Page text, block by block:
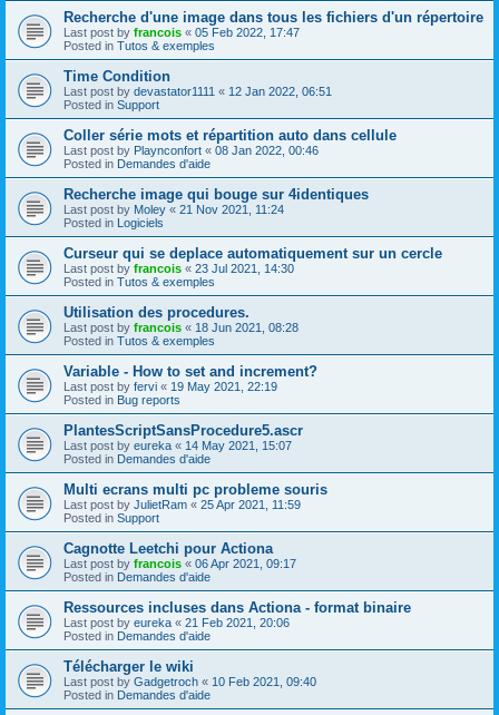
Recherche d'une image dans tous les fichiers d'un répertoire
Last post by francois « 05 Feb 2022, 17:47
Posted in Tutos & exemples
Time Condition
Last post by devastator1111 « 12 Jan 2022, 06:51
Posted in Support
Coller série mots et répartition auto dans cellule
Last post by Playnconfort « 08 Jan 2022, 00:46
Posted in Demandes d'aide
Recherche image qui bouge sur 4identiques
Last post by Moley « 21 Nov 2021, 11:24
Posted in Logiciels
Curseur qui se deplace automatiquement sur un cercle
Last post by francois « 23 Jul 2021, 14:30
Posted in Tutos & exemples
Utilisation des procedures.
Last post by francois « 18 Jun 2021, 08:28
Posted in Tutos & exemples
Variable - How to set and increment?
Last post by fervi « 19 May 2021, 22:19
Posted in Bug reports
PlantesScriptSansProcedure5.ascr
Last post by eureka « 14 May 2021, 15:07
Posted in Demandes d'aide
Multi ecrans multi pc probleme souris
Last post by JulietRam « 25 Apr 2021, 11:59
Posted in Support
Cagnotte Leetchi pour Actiona
Last post by francois « 06 Apr 2021, 09:17
Posted in Demandes d'aide
Ressources incluses dans Actiona - format binaire
Last post by eureka « 21 Feb 2021, 20:06
Posted in Demandes d'aide
Télécharger le wiki
Last post by Gadgetroch « 10 Feb 2021, 09:40
Posted in Demandes d'aide